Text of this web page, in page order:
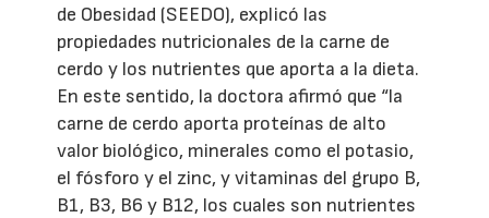
de Obesidad (SEEDO), explicó las
propiedades nutricionales de la carne de
cerdo y los nutrientes que aporta a la dieta.
En este sentido, la doctora afirmó que “la
carne de cerdo aporta proteínas de alto
valor biológico, minerales como el potasio,
el fósforo y el zinc, y vitaminas del grupo B,
B1, B3, B6 y B12, los cuales son nutrientes